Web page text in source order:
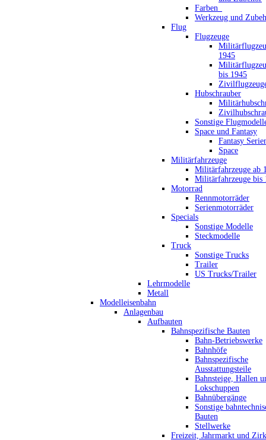
Farben_
Werkzeug und
Flug
Flugzeuge
1945
bis 1945
Hubschrauber
Sonstige
Space und Fantasy
Fantasy
Space
Militärfahrzeuge
Militärfahrzeuge ab
Militärfahrzeuge bis
Motorrad
Rennmotorräder
Serienmotorräder
Specials
Sonstige Modelle
Steckmodelle
Truck
Sonstige Trucks
Trailer
US Trucks/Trailer
Lehrmodelle
Metall
Modelleisenbahn
Anlagenbau
Aufbauten
Bahnspezifische Bauten
Bahn-Betriebswerke
Bahnhöfe
Bahnspezifische
Ausstattungsteile
Bahnsteige, Hallen
Lokschuppen
Bahnübergänge
Sonstige
Bauten
Stellwerke
Freizeit, Jahrmarkt und